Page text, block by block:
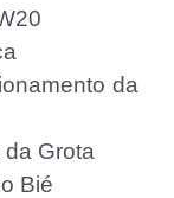
da
Grota
Bié